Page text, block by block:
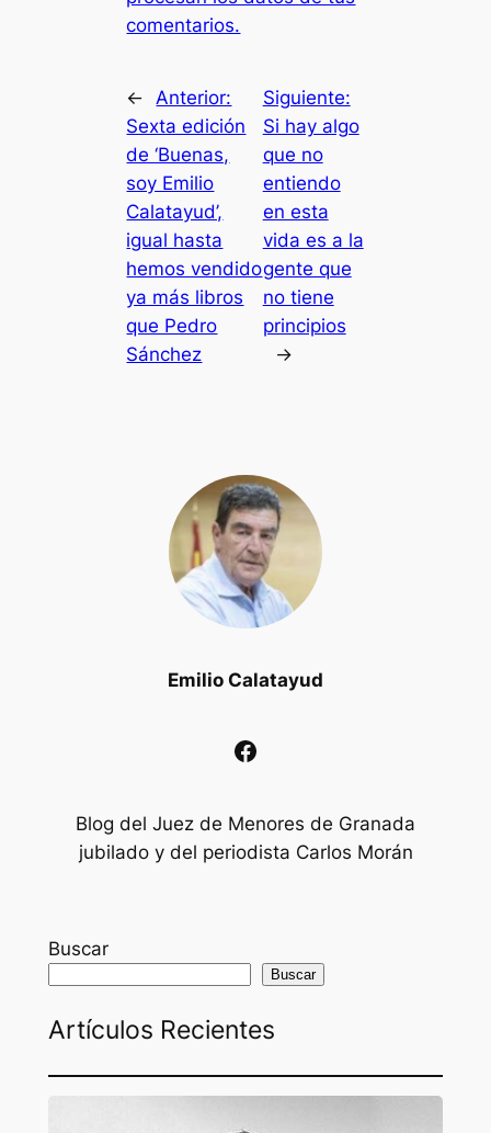
Emilio Calatayud
Facebook
Blog del Juez de Menores de Granada
jubilado y del periodista Carlos Morán
comentarios.
←
Anterior:
Sexta edición
de ‘Buenas,
soy Emilio
Calatayud’,
igual hasta
hemos vendido
ya más libros
que Pedro
Sánchez
Siguiente:
Si hay algo
que no
entiendo
en esta
vida es a la
gente que
no tiene
principios
→
Buscar
Buscar
Artículos Recientes